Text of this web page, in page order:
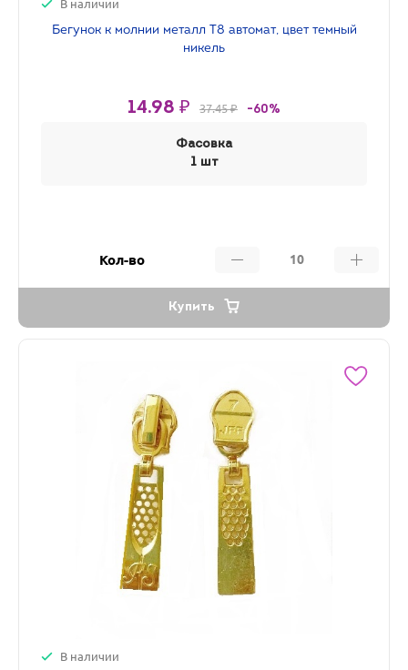
В наличии
Бегунок к молнии металл Т8 автомат, цвет темный
никель
14.98 ₽ 37.45 ₽ -60%
Фасовка
1 шт
Кол-во
Купить
В наличии